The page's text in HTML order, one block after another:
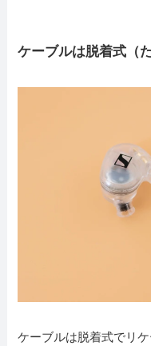
ケーブルは脱着式（
ケーブルは脱着式でリケ